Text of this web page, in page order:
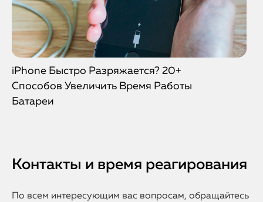
iPhone Быстро Разряжается? 20+
Способов Увеличить Время Работы
Батареи
Контакты и время реагирования
По всем интересующим вас вопросам, обращайтесь